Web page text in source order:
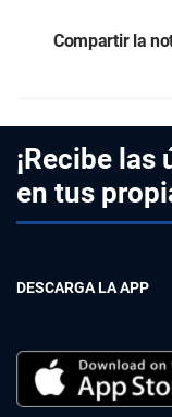
Compartir la
¡Recibe
en tus
DESCARGA LA APP